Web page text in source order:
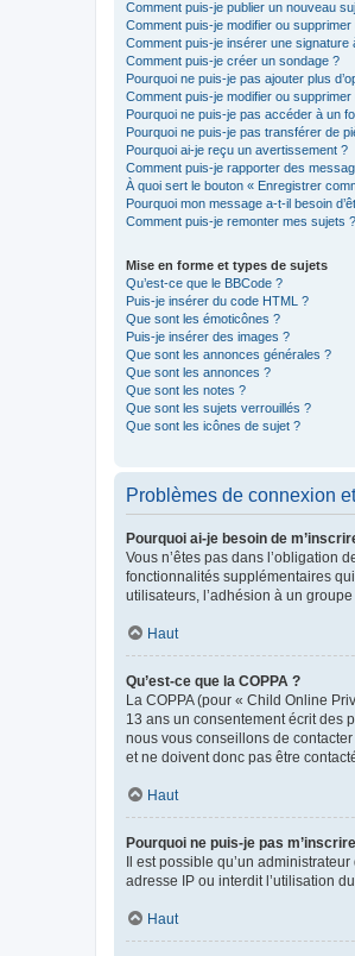
Comment puis-je publier un nouveau
Comment puis-je modifier ou
Comment puis-je insérer une signature
Comment puis-je créer un sondage ?
Pourquoi ne puis-je pas ajouter plus
Comment puis-je modifier ou
Pourquoi ne puis-je pas accéder à un
Pourquoi ne puis-je pas transférer de
Pourquoi ai-je reçu un avertissement ?
Comment puis-je rapporter des
À quoi sert le bouton « Enregistrer
Pourquoi mon message a-t-il besoin
Comment puis-je remonter mes sujets ?
Mise en forme et types de sujets
Qu’est-ce que le BBCode ?
Puis-je insérer du code HTML ?
Que sont les émoticônes ?
Puis-je insérer des images ?
Que sont les annonces générales ?
Que sont les annonces ?
Que sont les notes ?
Que sont les sujets verrouillés ?
Que sont les icônes de sujet ?
Problèmes de connexion
Pourquoi ai-je besoin de
Vous n’êtes pas dans l’obligation
fonctionnalités supplémentaires
utilisateurs, l’adhésion à un
Haut
Qu’est-ce que la COPPA ?
La COPPA (pour « Child Online
13 ans un consentement écrit des
nous vous conseillons de
et ne doivent donc pas être
Haut
Pourquoi ne puis-je pas
Il est possible qu’un
adresse IP ou interdit l’utilisation
Haut